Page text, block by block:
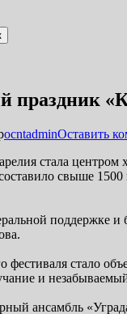
ocntadminОставить
стала центром
свыше
поддержке
стало
и
ансамбль